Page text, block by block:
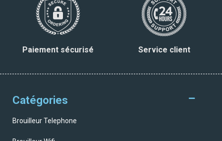
Paiement sécurisé Service client
Catégories
Brouilleur Telephone